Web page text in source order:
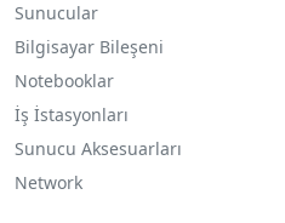
Sunucular
Bilgisayar Bileşeni
Notebooklar
İş İstasyonları
Sunucu Aksesuarları
Network